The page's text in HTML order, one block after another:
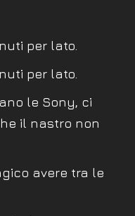
per lato.
per lato.
le Sony, ci
il nastro non
avere tra le